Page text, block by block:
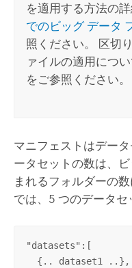
を適用する方法の
でのビッグ データ
照ください。 区切
ァイルの適用につ
をご参照ください。
マニフェストはデー
ータセットの数は、
まれるフォルダーの
では、5 つのデータセ
"datasets":[
  {.. dataset1 ..},